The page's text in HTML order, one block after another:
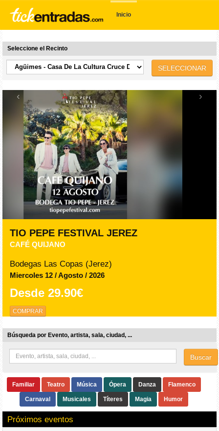
Inicio
Seleccione el Recinto
SELECCIONAR
‹ ›
TIO PEPE FESTIVAL JEREZ
CAFÉ QUIJANO
Bodegas Las Copas (Jerez)
Miercoles 12 / Agosto / 2026
Desde 29.90€
COMPRAR
Búsqueda por Evento, artista, sala, ciudad, ...
Buscar
Familiar Teatro Música Ópera Danza Flamenco
Carnaval Musicales Títeres Magia Humor
Próximos eventos